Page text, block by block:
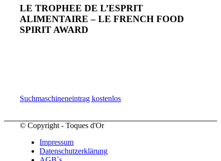
LE TROPHEE DE L’ESPRIT
ALIMENTAIRE – LE FRENCH FOOD
SPIRIT AWARD
Suchmaschineneintrag kostenlos
© Copyright - Toques d'Or
Impressum
Datenschutzerklärung